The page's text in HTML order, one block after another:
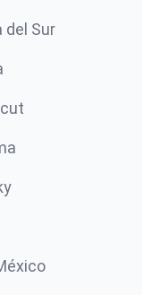
del Sur